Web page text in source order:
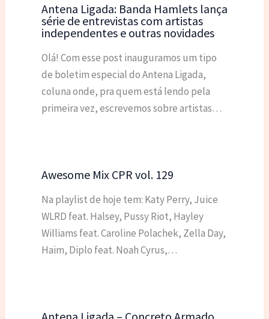
Antena Ligada: Banda Hamlets lança
série de entrevistas com artistas
independentes e outras novidades
Olá! Com esse post inauguramos um tipo
de boletim especial do Antena Ligada,
coluna onde, pra quem está lendo pela
primeira vez, escrevemos sobre artistas…
Awesome Mix CPR vol. 129
Na playlist de hoje tem: Katy Perry, Juice
WLRD feat. Halsey, Pussy Riot, Hayley
Williams feat. Caroline Polachek, Zella Day,
Haim, Diplo feat. Noah Cyrus,…